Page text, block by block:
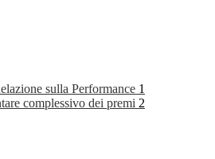
sulla Performance 1
complessivo dei premi 2